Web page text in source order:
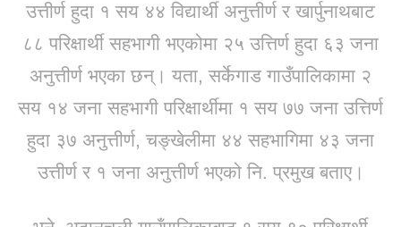
उत्तीर्ण हुदा १ सय ४४ विद्यार्थी अनुत्तीर्ण र खार्पुनाथबाट
८८ परिक्षार्थी सहभागी भएकोमा २५ उत्तिर्ण हुदा ६३ जना
अनुत्तीर्ण भएका छन्। यता, सर्केगाड गाउँपालिकामा २
सय १४ जना सहभागी परिक्षार्थीमा १ सय ७७ जना उत्तिर्ण
हुदा ३७ अनुत्तीर्ण, चङ्खेलीमा ४४ सहभागिमा ४३ जना
उत्तीर्ण र १ जना अनुत्तीर्ण भएको नि. प्रमुख बताए।